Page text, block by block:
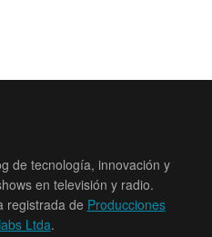
de tecnología, innovación y
en televisión y radio.
registrada de Producciones
Ltda.